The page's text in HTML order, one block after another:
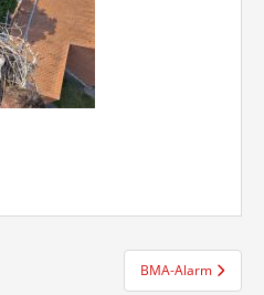
BMA-Alarm